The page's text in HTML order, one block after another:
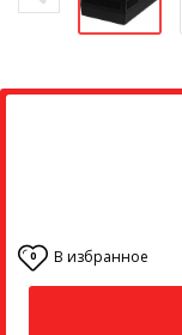
0 В избранное